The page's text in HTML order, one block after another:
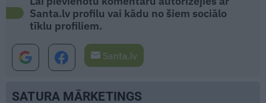
Santa.lv profilu vai kādu no šiem sociālo
tīklu profiliem.
Santa.lv
SATURA MĀRKETINGS